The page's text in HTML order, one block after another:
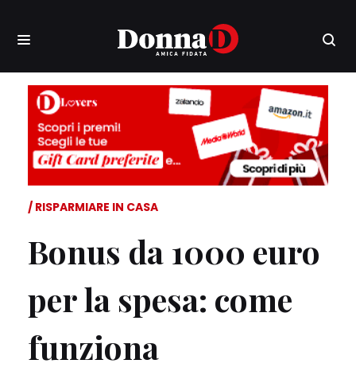
RISPARMIARE IN CASA
Bonus da 1000 euro
per la spesa: come
funziona